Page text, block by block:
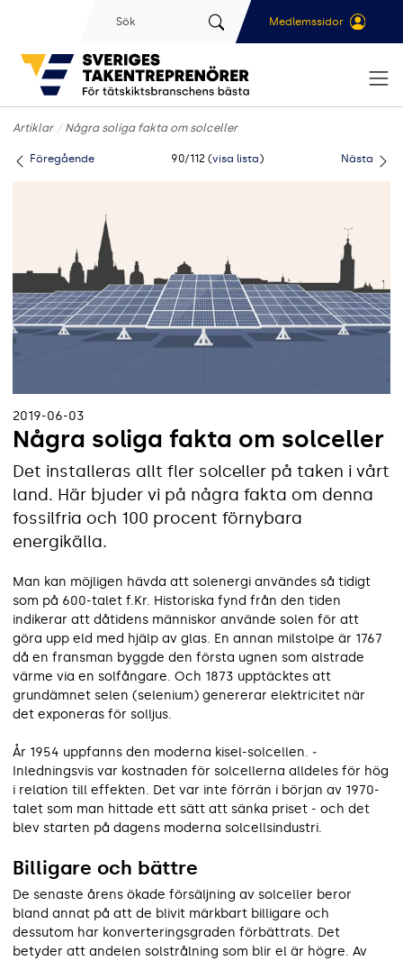
Sök Medlemssidor
Artiklar Några soliga fakta om solceller
Föregående 90/112 (visa lista) Nästa
2019-06-03
Några soliga fakta om solceller
Det installeras allt fler solceller på taken i vårt
land. Här bjuder vi på några fakta om denna
fossilfria och 100 procent förnybara
energikälla.
Man kan möjligen hävda att solenergi användes så tidigt
som på 600-talet f.Kr. Historiska fynd från den tiden
indikerar att dåtidens människor använde solen för att
göra upp eld med hjälp av glas. En annan milstolpe är 1767
då en fransman byggde den första ugnen som alstrade
värme via en solfångare. Och 1873 upptäcktes att
grundämnet selen (selenium) genererar elektricitet när
det exponeras för solljus.
År 1954 uppfanns den moderna kisel-solcellen. ­
Inledningsvis var kostnaden för solcellerna alldeles för hög
i relation till effekten. Det var inte förrän i början av 1970-
talet som man hittade ett sätt att sänka priset - och det
blev starten på dagens moderna solcellsindustri.
Billigare och bättre
De senaste årens ökade försäljning av solceller beror
bland annat på att de blivit märkbart billigare och
dessutom har konverteringsgraden förbättrats. Det
betyder att andelen solstrålning som blir el är högre. Av